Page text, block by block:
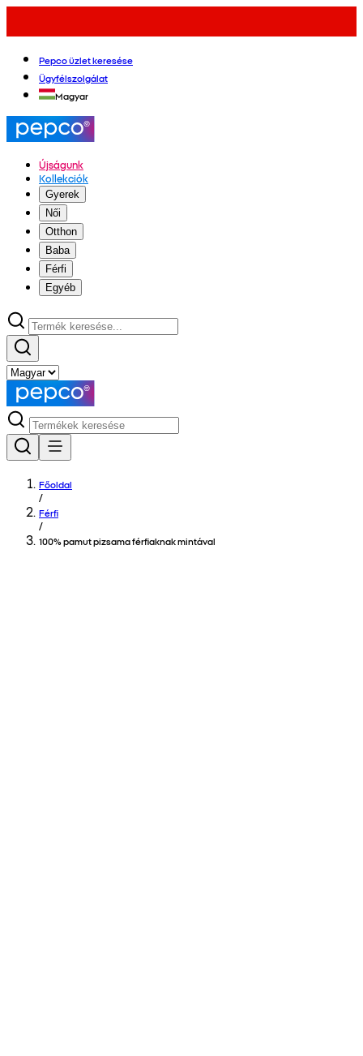
Pepco üzlet keresése
Ügyfélszolgálat
Magyar
Újságunk
Kollekciók
Gyerek
Női
Otthon
Baba
Férfi
Egyéb
Főoldal
/
Férfi
/
100% pamut pizsama férfiaknak mintával